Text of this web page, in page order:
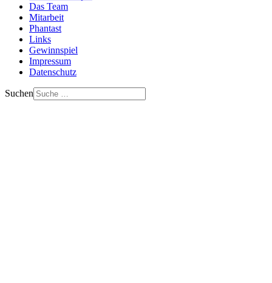
Das Team
Mitarbeit
Phantast
Links
Gewinnspiel
Impressum
Datenschutz
Suchen